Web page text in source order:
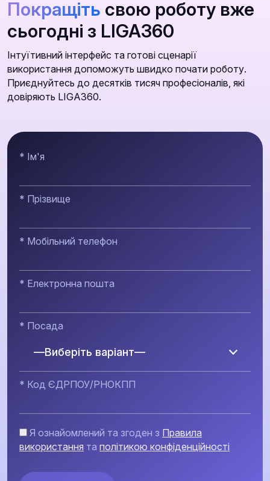
Покращіть свою роботу вже
сьогодні з LIGA360
Інтуїтивний інтерфейс та готові сценарії
використання допоможуть швидко почати роботу.
Приєднуйтесь до десятків тисяч професіоналів, які
довіряють LIGA360.
* Ім'я
* Прізвище
* Мобільний телефон
* Електронна пошта
* Посада
—Виберіть варіант—
* Код ЄДРПОУ/РНОКПП
Я ознайомлений та згоден з Правила
використання та політикою конфіденційності